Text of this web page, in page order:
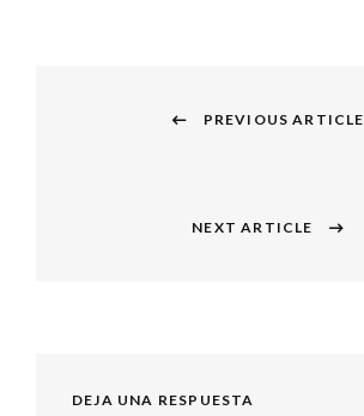
PREVIOUS ARTICLE
NEXT ARTICLE
DEJA UNA RESPUESTA